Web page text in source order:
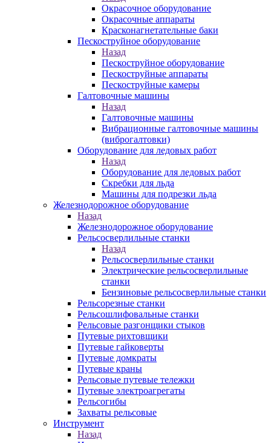
Окрасочное оборудование
Окрасочные аппараты
Красконагнетательные баки
Пескоструйное оборудование
Назад
Пескоструйное оборудование
Пескоструйные аппараты
Пескоструйные камеры
Галтовочные машины
Назад
Галтовочные машины
Вибрационные галтовочные машины
(виброгалтовки)
Оборудование для ледовых работ
Назад
Оборудование для ледовых работ
Скребки для льда
Машины для подрезки льда
Железнодорожное оборудование
Назад
Железнодорожное оборудование
Рельсосверлильные станки
Назад
Рельсосверлильные станки
Электрические рельсосверлильные
станки
Бензиновые рельсосверлильные станки
Рельсорезные станки
Рельсошлифовальные станки
Рельсовые разгонщики стыков
Путевые рихтовщики
Путевые гайковерты
Путевые домкраты
Путевые краны
Рельсовые путевые тележки
Путевые электроагрегаты
Рельсогибы
Захваты рельсовые
Инструмент
Назад